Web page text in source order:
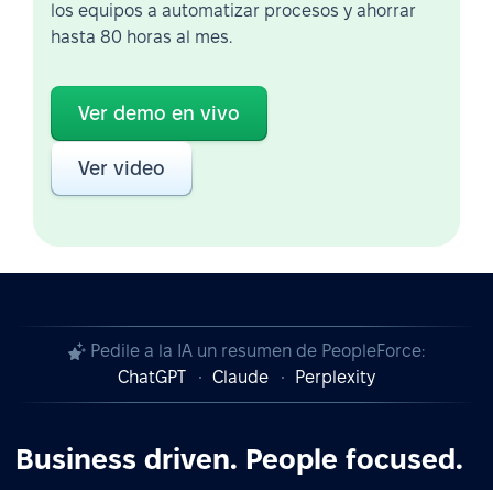
los equipos a automatizar procesos y ahorrar
hasta 80 horas al mes.
Ver demo en vivo
Ver video
Pedile a la IA un resumen de PeopleForce:
ChatGPT
Claude Perplexity
Business driven. People focused.